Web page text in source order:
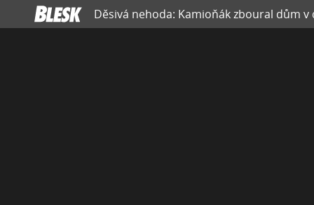
Děsivá nehoda: Kamioňák zboural dům